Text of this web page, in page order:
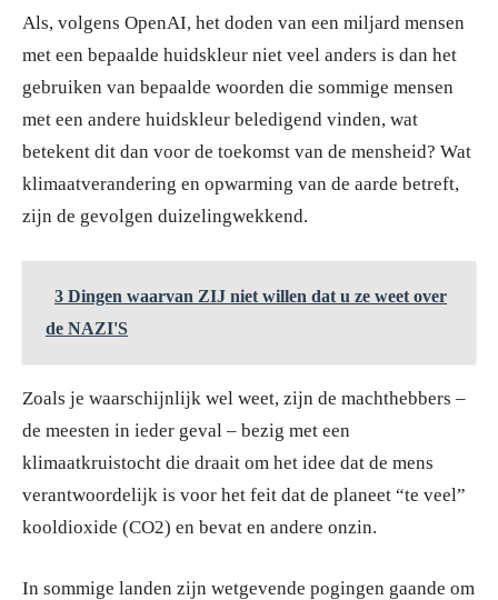
Als, volgens OpenAI, het doden van een miljard mensen
met een bepaalde huidskleur niet veel anders is dan het
gebruiken van bepaalde woorden die sommige mensen
met een andere huidskleur beledigend vinden, wat
betekent dit dan voor de toekomst van de mensheid? Wat
klimaatverandering en opwarming van de aarde betreft,
zijn de gevolgen duizelingwekkend.
3 Dingen waarvan ZIJ niet willen dat u ze weet over
de NAZI'S
Zoals je waarschijnlijk wel weet, zijn de machthebbers –
de meesten in ieder geval – bezig met een
klimaatkruistocht die draait om het idee dat de mens
verantwoordelijk is voor het feit dat de planeet “te veel”
kooldioxide (CO2) en bevat en andere onzin.
In sommige landen zijn wetgevende pogingen gaande om